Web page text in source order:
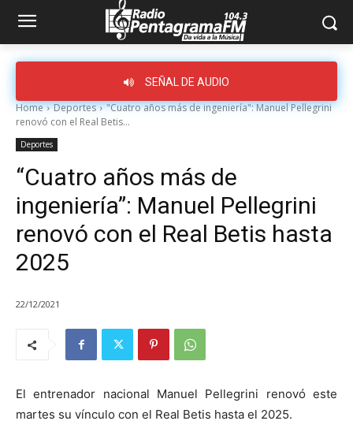
SEÑAL DE AUDIO
Home Deportes
"Cuatro años más de ingeniería": Manuel Pellegrini
renovó con el Real Betis...
Deportes
“Cuatro años más de
ingeniería”: Manuel Pellegrini
renovó con el Real Betis hasta
2025
22/12/2021
El entrenador nacional Manuel Pellegrini renovó este
martes su vínculo con el Real Betis hasta el 2025.